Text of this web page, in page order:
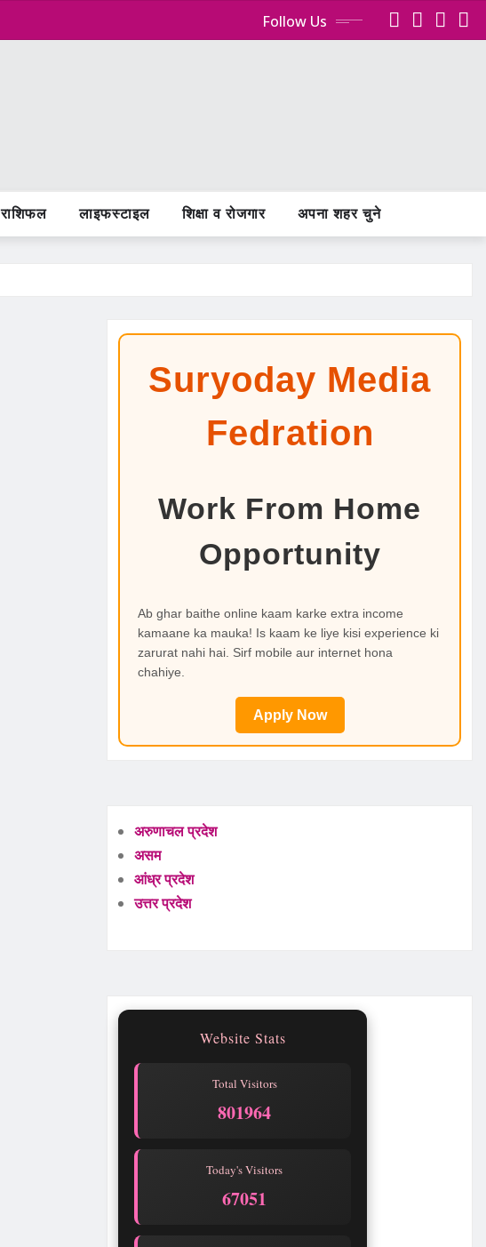
Follow Us
राशिफल लाइफस्टाइल शिक्षा व रोजगार अपना शहर चुने
Suryoday Media
Fedration
Work From Home
Opportunity
Ab ghar baithe online kaam karke extra income
kamaane ka mauka! Is kaam ke liye kisi experience ki
zarurat nahi hai. Sirf mobile aur internet hona
chahiye.
Apply Now
अरुणाचल प्रदेश
असम
आंध्र प्रदेश
उत्तर प्रदेश
Website Stats
Total Visitors
801964
Today's Visitors
67051